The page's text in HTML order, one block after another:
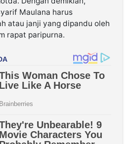
Maulana harus
atau janji yang dipandu oleh
rapat paripurna.